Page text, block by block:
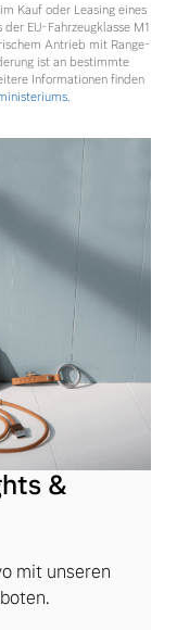
Kauf oder Leasing eines
EU-Fahrzeugklasse M1
Antrieb mit Range-
ist an bestimmte
Informationen finden
&
mit unseren